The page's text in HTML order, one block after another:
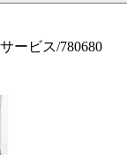
ービス/780680